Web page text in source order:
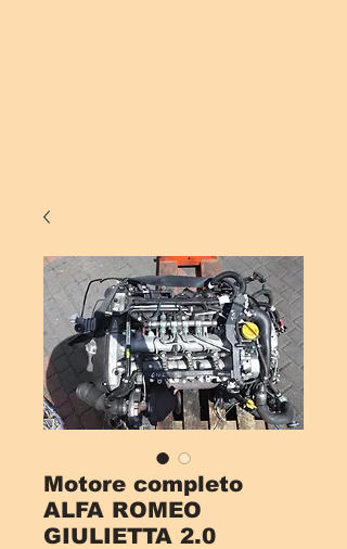
Motore completo
ALFA ROMEO
GIULIETTA 2.0